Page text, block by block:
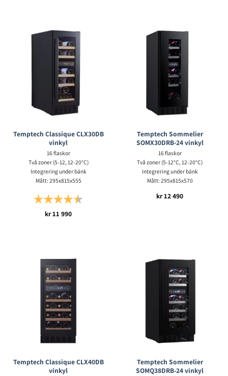
Temptech Classique CLX30DB
vinkyl
16 flaskor
Två zoner (5-12, 12-20°C)
Integrering under bänk
Mått: 295x815x555
Betyg:
kr11 990
Temptech Sommelier
SOMX30DRB-24 vinkyl
16 flaskor
Två zoner (5-12°C, 12-20°C)
Integrering under bänk
Mått: 295x815x570
kr12 490
Temptech Classique CLX40DB
vinkyl
Temptech Sommelier
SOMQ38DRB-24 vinkyl